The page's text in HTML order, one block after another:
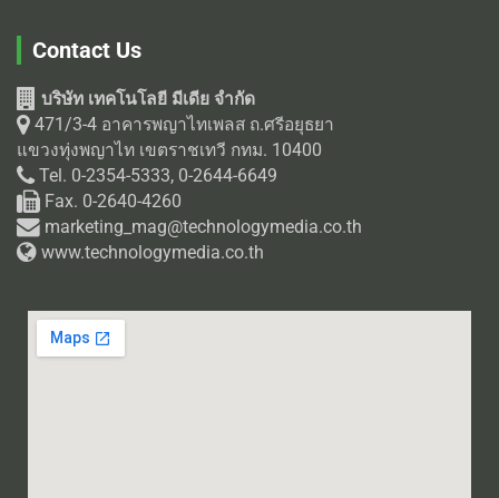
Contact Us
บริษัท เทคโนโลยี มีเดีย จำกัด
471/3-4 อาคารพญาไทเพลส ถ.ศรีอยุธยา
แขวงทุ่งพญาไท เขตราชเทวี กทม. 10400
Tel. 0-2354-5333, 0-2644-6649
Fax. 0-2640-4260
marketing_mag@technologymedia.co.th
www.technologymedia.co.th